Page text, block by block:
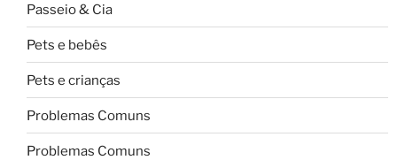
Passeio & Cia
Pets e bebês
Pets e crianças
Problemas Comuns
Problemas Comuns